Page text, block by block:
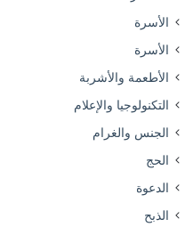
الأسرة
الأسرة
الأطعمة والأشربة
التكنولوجيا والإعلام
الجنس والغرام
الحج
الدعوة
الذبح